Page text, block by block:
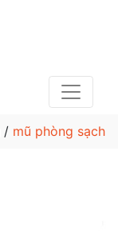
/ mũ phòng sạch